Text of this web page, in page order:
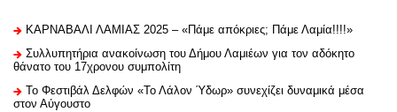
ΚΑΡΝΑΒΑΛΙ ΛΑΜΙΑΣ 2025 – «Πάμε απόκριες; Πάμε Λαμία!!!!»
Συλλυπητήρια ανακοίνωση του Δήμου Λαμιέων για τον αδόκητο
θάνατο του 17χρονου συμπολίτη
Το Φεστιβάλ Δελφών «Το Λάλον Ύδωρ» συνεχίζει δυναμικά μέσα
στον Αύγουστο